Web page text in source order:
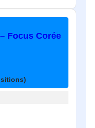
Focus Corée